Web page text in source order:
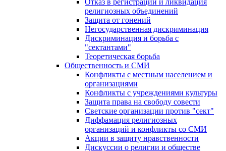
Отказ в регистрации и ликвидация
религиозных объединений
Защита от гонений
Негосударственная дискриминация
Дискриминация и борьба с
"сектантами"
Теоретическая борьба
Общественность и СМИ
Конфликты с местным населением и
организациями
Конфликты с учреждениями культуры
Защита права на свободу совести
Светские организации против "сект"
Диффамация религиозных
организаций и конфликты со СМИ
Акции в защиту нравственности
Дискуссии о религии и обществе